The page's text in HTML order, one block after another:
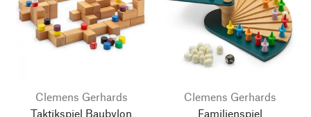
Clemens Gerhards
Taktikspiel Baubylon
Clemens Gerhards
Familienspiel